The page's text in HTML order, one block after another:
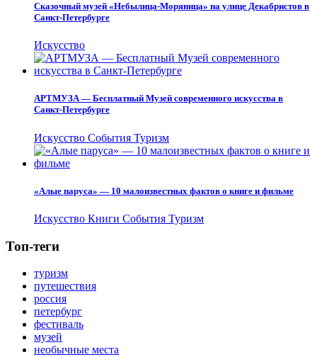
Сказочный музей «Небылица-Моряница» на улице Декабристов в
Санкт-Петербурге
Искусство
АРТМУЗА — Бесплатный Музей современного искусства в
Санкт-Петербурге
Искусство События Туризм
«Алые паруса» — 10 малоизвестных фактов о книге и фильме
Искусство Книги События Туризм
Топ-теги
туризм
путешествия
россия
петербург
фестиваль
музей
необычные места